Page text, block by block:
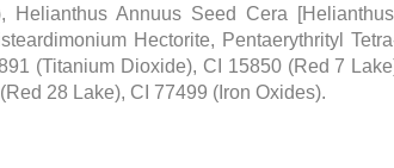
Helianthus Annuus Seed Cera
Hectorite, Pentaerythrityl
(Titanium Dioxide), CI 15850 (Red 7
28 Lake), CI 77499 (Iron Oxides).